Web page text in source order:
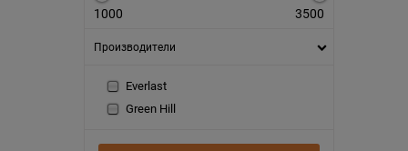
1000 3500
Производители
Everlast
Green Hill